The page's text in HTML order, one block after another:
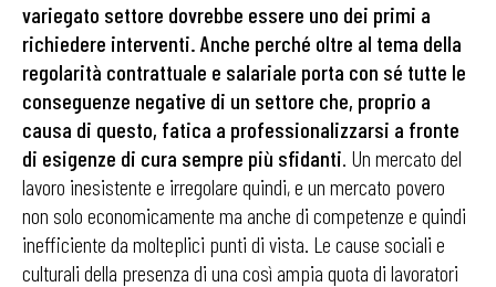
variegato settore dovrebbe essere uno dei primi a
richiedere interventi. Anche perché oltre al tema della
regolarità contrattuale e salariale porta con sé tutte le
conseguenze negative di un settore che, proprio a
causa di questo, fatica a professionalizzarsi a fronte
di esigenze di cura sempre più sfidanti. Un mercato del
lavoro inesistente e irregolare quindi, e un mercato povero
non solo economicamente ma anche di competenze e quindi
inefficiente da molteplici punti di vista. Le cause sociali e
culturali della presenza di una così ampia quota di lavoratori